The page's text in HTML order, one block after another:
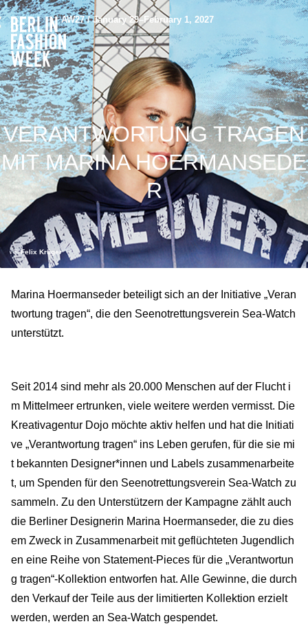
AW27 / January 29–February 1, 2027
VERANTWORTUNG TRAGEN
MIT MARINA HOERMANSEDE
R
©️ Felix Krüger
Marina Hoermanseder beteiligt sich an der Initiative „Veran
twortung tragen“, die den Seenotrettungsverein Sea-Watch
unterstützt.
Seit 2014 sind mehr als 20.000 Menschen auf der Flucht i
m Mittelmeer ertrunken, viele weitere werden vermisst. Die
Kreativagentur Dojo möchte aktiv helfen und hat die Initiati
ve „Verantwortung tragen“ ins Leben gerufen, für die sie mi
t bekannten Designer*innen und Labels zusammenarbeite
t, um Spenden für den Seenotrettungsverein Sea-Watch zu
sammeln. Zu den Unterstützern der Kampagne zählt auch
die Berliner Designerin Marina Hoermanseder, die zu dies
em Zweck in Zusammenarbeit mit geflüchteten Jugendlich
en eine Reihe von Statement-Pieces für die „Verantwortun
g tragen“-Kollektion entworfen hat. Alle Gewinne, die durch
den Verkauf der Teile aus der limitierten Kollektion erzielt
werden, werden an Sea-Watch gespendet.